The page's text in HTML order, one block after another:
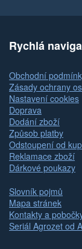
Rychlá
Obchodní
Zásady ochrany
Nastavení cookies
Doprava
Dodání zboží
Způsob platby
Odstoupení od
Reklamace zboží
Dárkové poukazy
Slovník pojmů
Mapa stránek
Kontakty a
Seriál Agrozet od